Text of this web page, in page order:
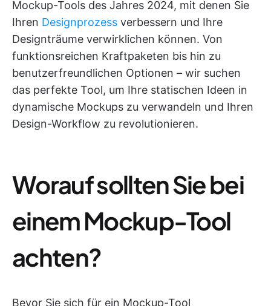
Mockup-Tools des Jahres 2024, mit denen Sie
Ihren Designprozess verbessern und Ihre
Designträume verwirklichen können. Von
funktionsreichen Kraftpaketen bis hin zu
benutzerfreundlichen Optionen – wir suchen
das perfekte Tool, um Ihre statischen Ideen in
dynamische Mockups zu verwandeln und Ihren
Design-Workflow zu revolutionieren.
Worauf sollten Sie bei
einem Mockup-Tool
achten?
Bevor Sie sich für ein Mockup-Tool